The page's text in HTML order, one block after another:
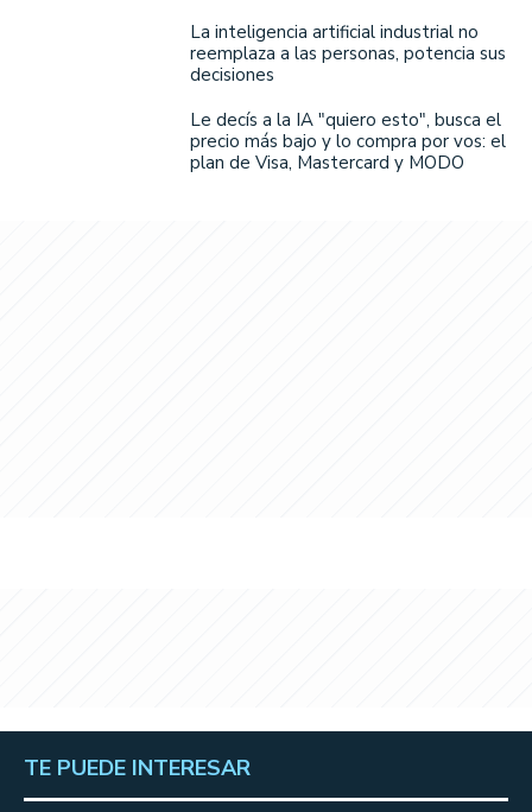
La inteligencia artificial industrial no
reemplaza a las personas, potencia sus
decisiones
Le decís a la IA "quiero esto", busca el
precio más bajo y lo compra por vos: el
plan de Visa, Mastercard y MODO
TE PUEDE INTERESAR